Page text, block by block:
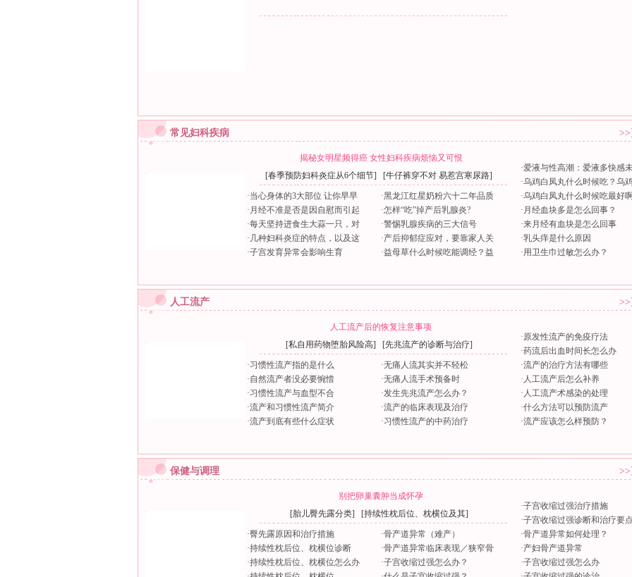
常见妇科疾病
揭秘女明星频得癌 女性妇科疾病烦恼又可恨
[春季预防妇科炎症从6个细节] [牛仔裤穿不对 易惹宫寒尿路]
·当心身体的3大部位 让你早早
· 月经不准是否是因自慰而引起
·每天坚持进食生大蒜一只，对
· 几种妇科炎症的特点，以及这
·子宫发育异常会影响生育
·黑龙江红星奶粉六十二年品质
·怎样“吃”掉产后乳腺炎?
·警惕乳腺疾病的三大信号
·产后抑郁症应对，要靠家人关
·益母草什么时候吃能调经？益
·爱液与性高潮：爱液多快感
·乌鸡白凤丸什么时候吃？乌
·乌鸡白凤丸什么时候吃最好
· 月经血块多是怎么回事？
·来月经有血块是怎么回事
·乳头痒是什么原因
·用卫生巾过敏怎么办？
人工流产
人工流产后的恢复注意事项
[私自用药物堕胎风险高] [先兆流产的诊断与治疗]
·习惯性流产指的是什么
·自然流产者没必要惋惜
·习惯性流产与血型不合
·流产和习惯性流产简介
·流产到底有些什么症状
·无痛人流其实并不轻松
·无痛人流手术预备时
·发生先兆流产怎么办？
·流产的临床表现及治疗
·习惯性流产的中药治疗
·原发性流产的免疫疗法
·药流后出血时间长怎么办
·流产的治疗方法有哪些
· 人工流产后怎么补养
· 人工流产术感染的处理
·什么方法可以预防流产
·流产应该怎么样预防？
保健与调理
别把卵巢囊肿当成怀孕
[胎儿臀先露分类] [持续性枕后位、枕横位及其]
·臀先露原因和治疗措施
·持续性枕后位、枕横位诊断
·持续性枕后位、枕横位怎么办
·骨产道异常（难产）
·骨产道异常临床表现／狭窄骨
·子宫收缩过强怎么办？
·子宫收缩过强治疗措施
·子宫收缩过强诊断和治疗要点
·骨产道异常如何处理？
·产妇骨产道异常
·子宫收缩过强怎么办